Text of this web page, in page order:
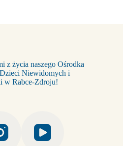
z życia naszego Ośrodka
Niewidomych i
w Rabce-Zdroju!